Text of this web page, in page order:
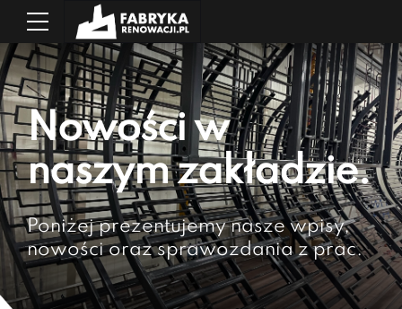
Nowości w
naszym zakładzie.
Poniżej prezentujemy nasze wpisy,
nowości oraz sprawozdania z prac.